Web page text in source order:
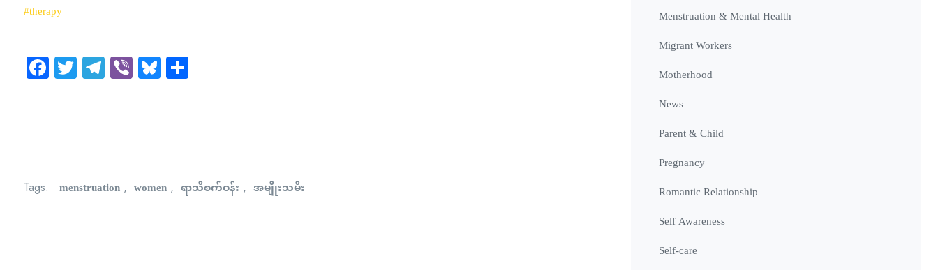
#therapy
FacebookTwitter TelegramViber Bluesky
Tags: menstruation , women , ရာသီစက်ဝန်း , အမျိုးသမီး
Menstruation & Mental Health
Migrant Workers
Motherhood
News
Parent & Child
Pregnancy
Romantic Relationship
Self Awareness
Self-care